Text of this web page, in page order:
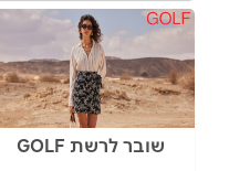
שובר לרשת GOLF